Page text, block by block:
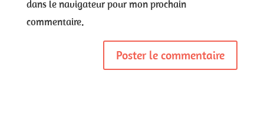
dans le navigateur pour mon prochain
commentaire.